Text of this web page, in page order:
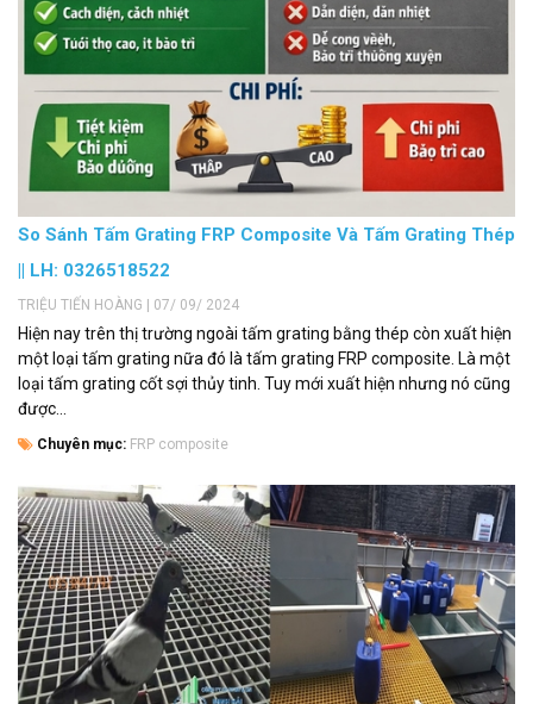
So Sánh Tấm Grating FRP Composite Và Tấm Grating Thép
|| LH: 0326518522
TRIỆU TIẾN HOÀNG | 07/ 09/ 2024
Hiện nay trên thị trường ngoài tấm grating bằng thép còn xuất hiện
một loại tấm grating nữa đó là tấm grating FRP composite. Là một
loại tấm grating cốt sợi thủy tinh. Tuy mới xuất hiện nhưng nó cũng
được...
Chuyên mục: FRP composite